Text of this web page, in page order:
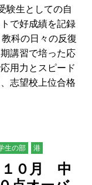
験生としての自
で好成績を記録
科の日々の反復
講習で培った応
用力とスピード
志望校上位合格
生の部 港
１０月 中